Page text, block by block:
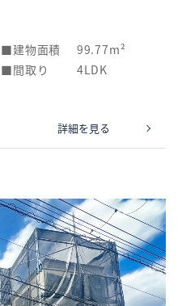
建物面積
99.77m²
間取り 4LDK
詳細を見る